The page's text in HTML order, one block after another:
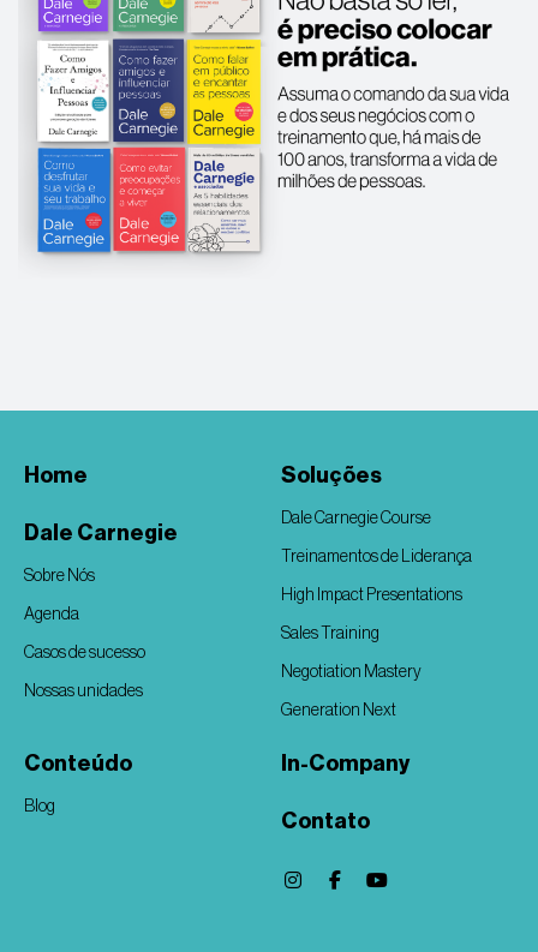
Home
Dale Carnegie
Sobre Nós
Agenda
Casos de sucesso
Nossas unidades
Soluções
Dale Carnegie Course
Treinamentos de Liderança
High Impact Presentations
Sales Training
Negotiation Mastery
Generation Next
Conteúdo
Blog
In-Company
Contato